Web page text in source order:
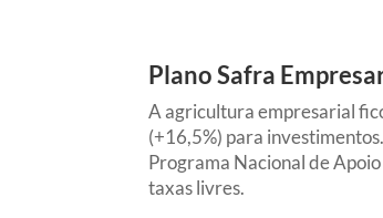
Plano Safra
A agricultura empresarial
(+16,5%) para
Programa Nacional de
taxas livres.